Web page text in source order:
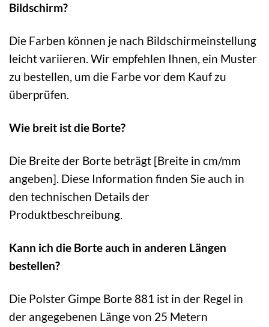
Bildschirm?
Die Farben können je nach Bildschirmeinstellung
leicht variieren. Wir empfehlen Ihnen, ein Muster
zu bestellen, um die Farbe vor dem Kauf zu
überprüfen.
Wie breit ist die Borte?
Die Breite der Borte beträgt [Breite in cm/mm
angeben]. Diese Information finden Sie auch in
den technischen Details der
Produktbeschreibung.
Kann ich die Borte auch in anderen Längen
bestellen?
Die Polster Gimpe Borte 881 ist in der Regel in
der angegebenen Länge von 25 Metern